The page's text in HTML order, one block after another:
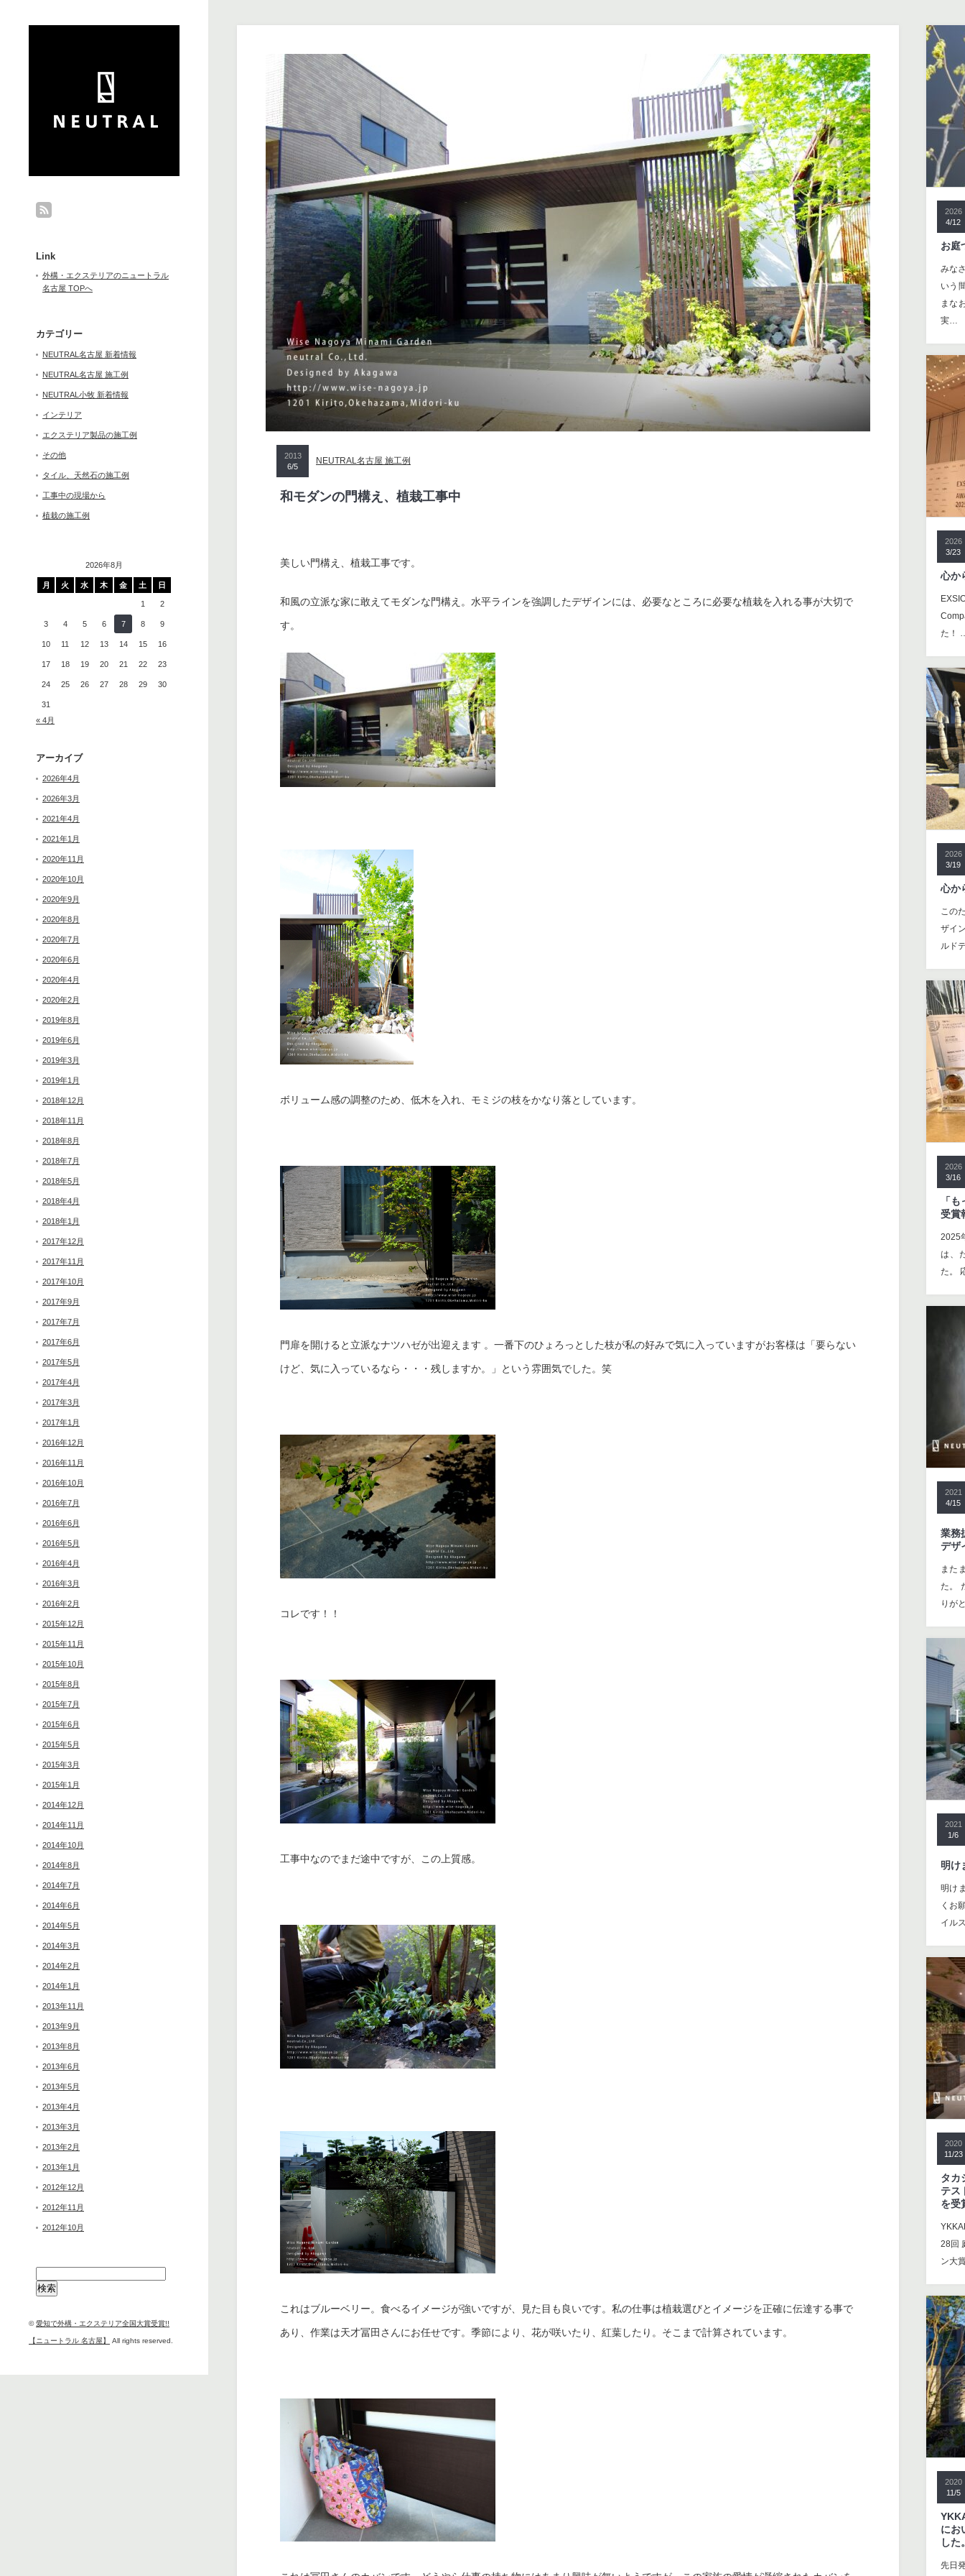
Link
外構・エクステリアのニュートラル
名古屋 TOPへ
カテゴリー
NEUTRAL名古屋 新着情報
NEUTRAL名古屋 施工例
NEUTRAL小牧 新着情報
インテリア
エクステリア製品の施工例
その他
タイル、天然石の施工例
工事中の現場から
植栽の施工例
2026年8月
月 火 水 木 金 土 日
1 2
3 4 5 6 7 8 9
10 11 12 13 14 15 16
17 18 19 20 21 22 23
24 25 26 27 28 29 30
31
« 4月
アーカイブ
2026年4月
2026年3月
2021年4月
2021年1月
2020年11月
2020年10月
2020年9月
2020年8月
2020年7月
2020年6月
2020年4月
2020年2月
2019年8月
2019年6月
2019年3月
2019年1月
2018年12月
2018年11月
2018年8月
2018年7月
2018年5月
2018年4月
2018年1月
2017年12月
2017年11月
2017年10月
2017年9月
2017年7月
2017年6月
2017年5月
2017年4月
2017年3月
2017年1月
2016年12月
2016年11月
2016年10月
2016年7月
2016年6月
2016年5月
2016年4月
2016年3月
2016年2月
2015年12月
2015年11月
2015年10月
2015年8月
2015年7月
2015年6月
2015年5月
2015年3月
2015年1月
2014年12月
2014年11月
2014年10月
2014年8月
2014年7月
2014年6月
2014年5月
2014年3月
2014年2月
2014年1月
2013年11月
2013年9月
2013年8月
2013年6月
2013年5月
2013年4月
2013年3月
2013年2月
2013年1月
2012年12月
2012年11月
2012年10月
索:
©愛知で外構・エクステリア全国大賞受賞!!
【ニュートラル 名古屋】 All rights reserved.
2013
6/5
NEUTRAL名古屋 施工例
和モダンの門構え、植栽工事中
美しい門構え、植栽工事です。
和風の立派な家に敢えてモダンな門構え。水平ラインを強調したデザインには、必要なところに必要な植栽を入れる事が大切で
す。
ボリューム感の調整のため、低木を入れ、モミジの枝をかなり落としています。
門扉を開けると立派なナツハゼが出迎えます 。一番下のひょろっとした枝が私の好みで気に入っていますがお客様は「要らない
けど、気に入っているなら・・・残しますか。」という雰囲気でした。笑
コレです！！
工事中なのでまだ途中ですが、この上質感。
これはブルーベリー。食べるイメージが強いですが、見た目も良いです。私の仕事は植栽選びとイメージを正確に伝達する事で
あり、作業は天才冨田さんにお任せです。季節により、花が咲いたり、紅葉したり。そこまで計算されています。
2026
4/12
お庭
みな
いう
まな
実…
2026
3/23
心か
た！
2026
3/19
心か
この
ザイ
ルド
2026
3/16
「
受賞
2025
は、
た。
2021
4/15
業務
デザ
また
た。
りが
2021
1/6
明け
明け
くお
イル
2020
11/23
タカ
テス
を受
28回
ン大
2020
11/5
にお
した
先日